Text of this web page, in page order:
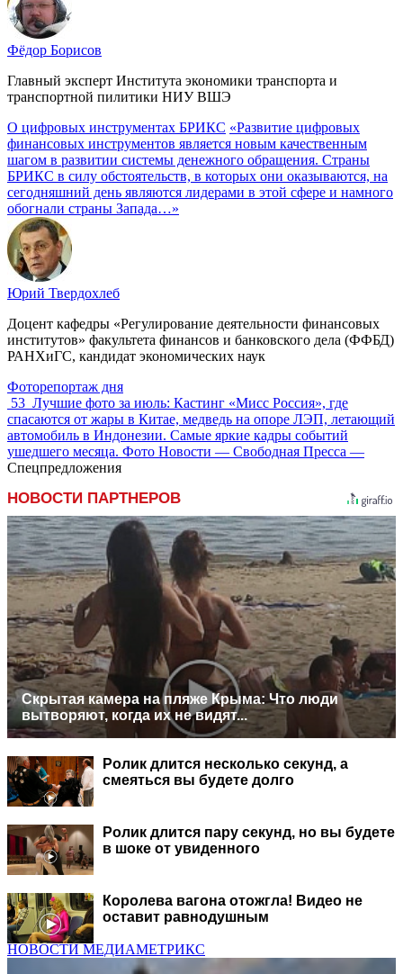
Фёдор Борисов
Главный эксперт Института экономики транспорта и
транспортной пилитики НИУ ВШЭ
О цифровых инструментах БРИКС «Развитие цифровых
финансовых инструментов является новым качественным
шагом в развитии системы денежного обращения. Страны
БРИКС в силу обстоятельств, в которых они оказываются, на
сегодняшний день являются лидерами в этой сфере и намного
обогнали страны Запада…»
Юрий Твердохлеб
Доцент кафедры «Регулирование деятельности финансовых
институтов» факультета финансов и банковского дела (ФФБД)
РАНХиГС, кандидат экономических наук
Фоторепортаж дня
53 Лучшие фото за июль: Кастинг «Мисс Россия», где
спасаются от жары в Китае, медведь на опоре ЛЭП, летающий
автомобиль в Индонезии. Самые яркие кадры событий
ушедшего месяца. Фото Новости — Свободная Пресса —
Спецпредложения
НОВОСТИ ПАРТНЕРОВ
Скрытая камера на пляже Крыма: Что люди
вытворяют, когда их не видят...
Ролик длится несколько секунд, а
смеяться вы будете долго
Ролик длится пару секунд, но вы будете
в шоке от увиденного
Королева вагона отожгла! Видео не
оставит равнодушным
НОВОСТИ МЕДИАМЕТРИКС